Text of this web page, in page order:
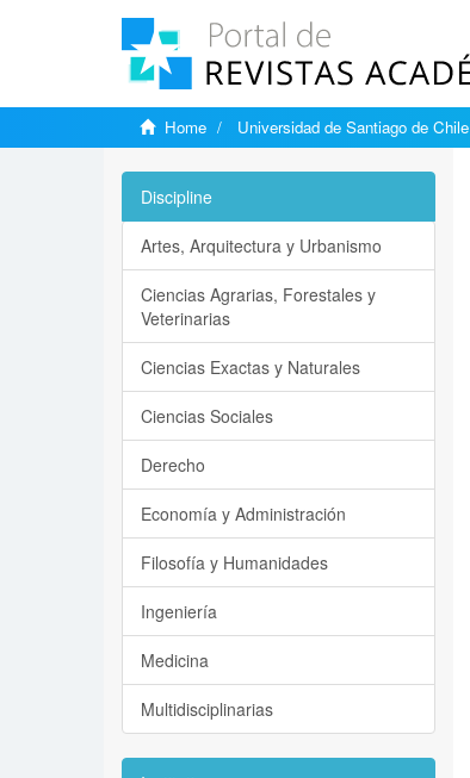
Home Universidad de Santiago de Chile
Discipline
Artes, Arquitectura y Urbanismo
Ciencias Agrarias, Forestales y
Veterinarias
Ciencias Exactas y Naturales
Ciencias Sociales
Derecho
Economía y Administración
Filosofía y Humanidades
Ingeniería
Medicina
Multidisciplinarias